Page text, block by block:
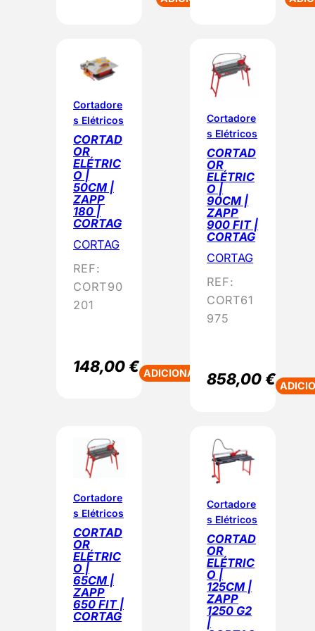
Cortadore
s Elétricos
CORTAD
OR
ELÉTRIC
O |
50CM |
ZAPP
180 |
CORTAG
CORTAG
REF:
CORT90
201
148,00€ ADICIONAR
Cortadore
s Elétricos
CORTAD
OR
ELÉTRIC
O |
90CM |
ZAPP
900 FIT |
CORTAG
CORTAG
REF:
CORT61
975
858,00€
Cortadore
s Elétricos
CORTAD
OR
ELÉTRIC
O |
65CM |
ZAPP
650 FIT |
CORTAG
Cortadore
s Elétricos
CORTAD
OR
ELÉTRIC
O |
125CM |
ZAPP
1250 G2
|